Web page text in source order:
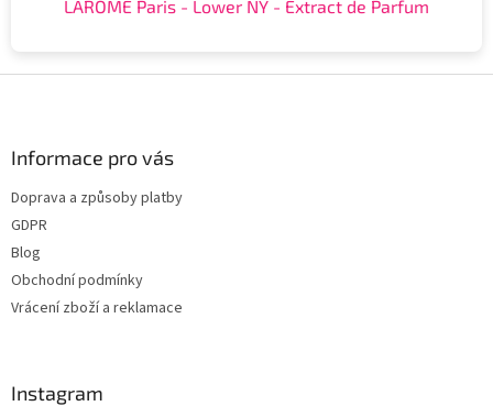
LAROME Paris - Lower NY - Extract de Parfum
Informace pro vás
Doprava a způsoby platby
GDPR
Blog
Obchodní podmínky
Vrácení zboží a reklamace
Instagram